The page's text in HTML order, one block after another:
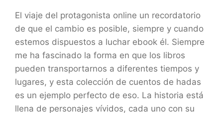
El viaje del protagonista online un recordatorio
de que el cambio es posible, siempre y cuando
estemos dispuestos a luchar ebook él. Siempre
me ha fascinado la forma en que los libros
pueden transportarnos a diferentes tiempos y
lugares, y esta colección de cuentos de hadas
es un ejemplo perfecto de eso. La historia está
llena de personajes vívidos, cada uno con su